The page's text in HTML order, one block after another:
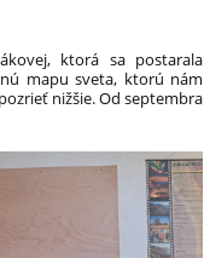
ktorá sa postarala
mapu sveta, ktorú nám
nižšie. Od septembra